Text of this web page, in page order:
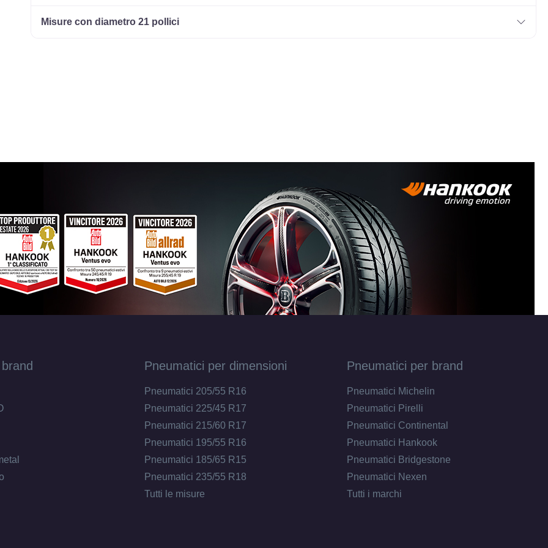
Misure con diametro 21 pollici
Pneumatici per dimensioni
Pneumatici 205/55 R16
Pneumatici 225/45 R17
Pneumatici 215/60 R17
Pneumatici 195/55 R16
Pneumatici 185/65 R15
Pneumatici 235/55 R18
Tutti le misure
Pneumatici per brand
Pneumatici Michelin
Pneumatici Pirelli
Pneumatici Continental
Pneumatici Hankook
Pneumatici Bridgestone
Pneumatici Nexen
Tutti i marchi